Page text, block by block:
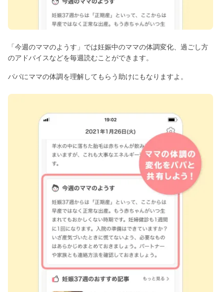
「今週のママのようす」では妊娠中のママの体調変化、過ごし方
のアドバイスなどを毎週読むことができます。
パパにママの体調を理解してもらう助けにもなりますよ。